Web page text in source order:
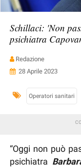
Schillaci: 'Non
psichiatra
Redazione
28 Aprile 2023
Operatori sanitari
“Oggi non può
psichiatra